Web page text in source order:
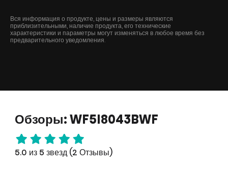
Вся информация о продукте, цены и размеры являются
приблизительными, наличие продукта, его технические
характеристики и параметры могут изменяться в любое время без
предварительного уведомления.
Обзоры: WF5I8043BWF
5.0 из 5 звезд (2 Отзывы)